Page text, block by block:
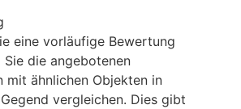
eine vorläufige Bewertung
Sie die angebotenen
mit ähnlichen Objekten in
vergleichen. Dies gibt